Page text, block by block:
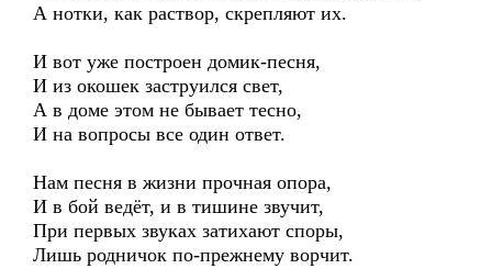
А нотки, как раствор, скрепляют их.
И вот уже построен домик-песня,
И из окошек заструился свет,
А в доме этом не бывает тесно,
И на вопросы все один ответ.
Нам песня в жизни прочная опора,
И в бой ведёт, и в тишине звучит,
При первых звуках затихают споры,
Лишь родничок по-прежнему ворчит.